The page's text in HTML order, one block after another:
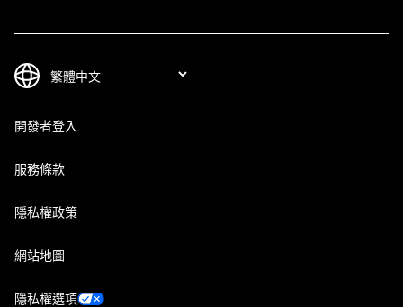
開發者登入
服務條款
隱私權政策
網站地圖
隱私權選項